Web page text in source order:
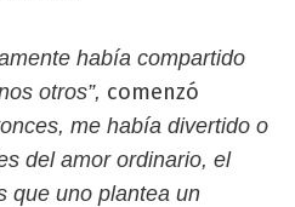
había compartido
otros”, comenzó
me había divertido o
del amor ordinario, el
que uno plantea un